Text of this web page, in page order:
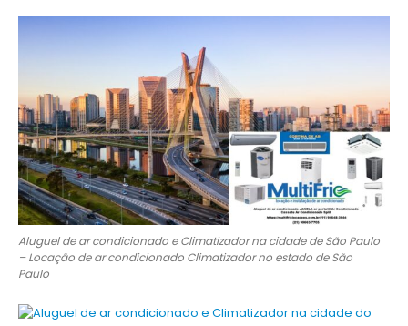
Aluguel de ar condicionado e Climatizador na cidade de São Paulo
– Locação de ar condicionado Climatizador no estado de São
Paulo